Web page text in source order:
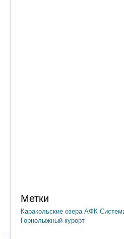
Метки
Каракольские озера АФК
Горнолыжный курорт